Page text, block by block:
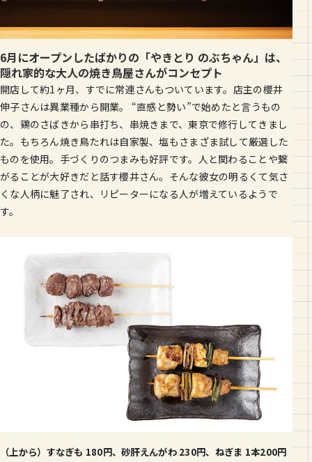
6月にオープンしたばかりの「やきとり のぶちゃん」は、
隠れ家的な大人の焼き鳥屋さんがコンセプト
開店して約1ヶ月、すでに常連さんもついています。店主の櫻井
伸子さんは異業種から開業。 “直感と勢い”で始めたと言うもの
の、鶏のさばきから串打ち、串焼きまで、東京で修行してきまし
た。もちろん焼き鳥たれは自家製、塩もさまざま試して厳選した
ものを使用。手づくりのつまみも好評です。人と関わることや繋
がることが大好きだと話す櫻井さん。そんな彼女の明るくて気さ
くな人柄に魅了され、リピーターになる人が増えているようで
す。
（上から）すなぎも 180円、砂肝えんがわ 230円、ねぎま 1本200円